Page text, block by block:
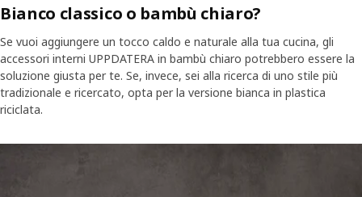
Bianco classico o bambù chiaro?
Se vuoi aggiungere un tocco caldo e naturale alla tua cucina, gli
accessori interni UPPDATERA in bambù chiaro potrebbero essere la
soluzione giusta per te. Se, invece, sei alla ricerca di uno stile più
tradizionale e ricercato, opta per la versione bianca in plastica
riciclata.